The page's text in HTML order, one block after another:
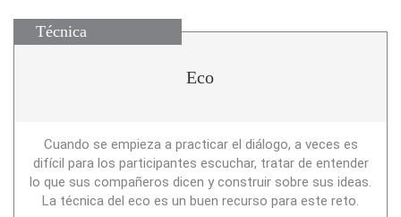
Técnica
Eco
Cuando se empieza a practicar el diálogo, a veces es
difícil para los participantes escuchar, tratar de entender
lo que sus compañeros dicen y construir sobre sus ideas.
La técnica del eco es un buen recurso para este reto.